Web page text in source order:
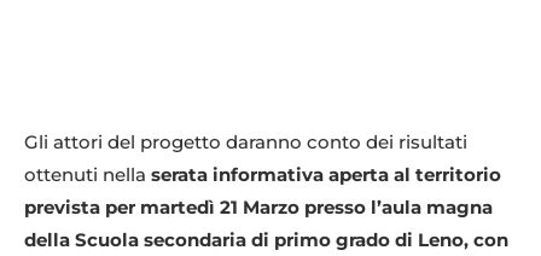
Gli attori del progetto daranno conto dei risultati
ottenuti nella serata informativa aperta al territorio
prevista per martedì 21 Marzo presso l’aula magna
della Scuola secondaria di primo grado di Leno, con